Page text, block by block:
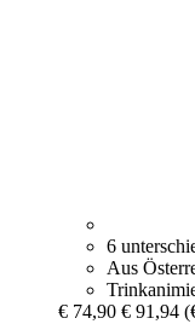
6
Aus
€ 74,90 € 91,94